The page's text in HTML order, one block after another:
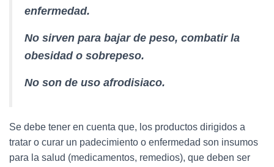
enfermedad.
No sirven para bajar de peso, combatir la
obesidad o sobrepeso.
No son de uso afrodisiaco.
Se debe tener en cuenta que, los productos dirigidos a
tratar o curar un padecimiento o enfermedad son insumos
para la salud (medicamentos, remedios), que deben ser